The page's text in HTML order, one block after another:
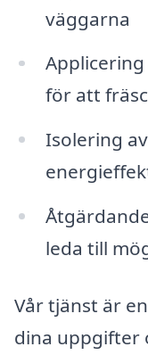
väggarna
för att
Isolering
leda till
Vår tjänst är
dina uppgifter